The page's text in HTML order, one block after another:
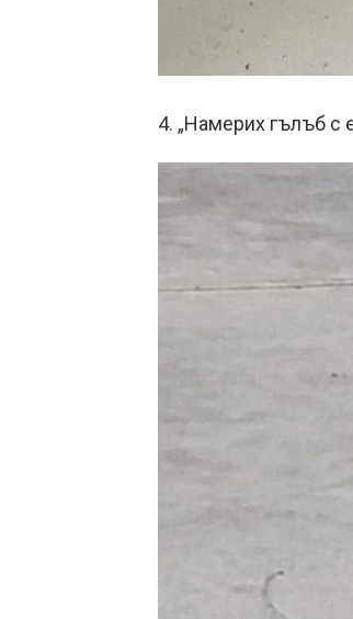
4. „Намерих гълъб с